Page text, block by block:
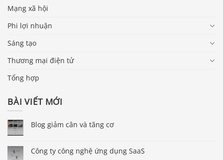
Mạng xã hội
Phi lợi nhuận
Sáng tạo
Thương mại điện tử
Tổng hợp
BÀI VIẾT MỚI
Blog giảm cân và tăng cơ
Công ty công nghệ ứng dụng SaaS